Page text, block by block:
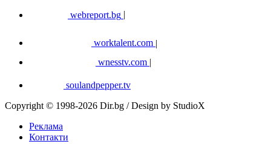
webreport.bg
worktalent.com |
wnesstv.com |
soulandpepper.tv
Copyright © 1998-2026 Dir.bg / Design by StudioX
Реклама
Контакти